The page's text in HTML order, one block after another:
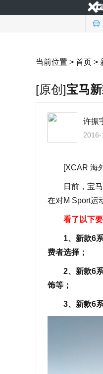
当前位置 > 首页 >
[原创]宝马
许振
[XCAR 海外
日前，宝马正
在对M Sport运
看了以下要
1、新款6系
费者选择；
2、新款6系
饰等；
3、新款6